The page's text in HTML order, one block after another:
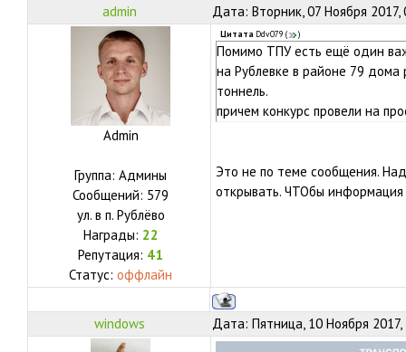
admin Дата: Вторник, 07 Ноября
Admin
Группа: Админы
Сообщений: 579
ул. в п. Рублёво
Награды: 22
Репутация: 41
Статус: оффлайн
Цитата Ddv079 ( )
Помимо ТПУ есть ещё один
на Рублевке в районе 79 дома
тоннель.
причем конкурс провели на
Это не по теме сообщения.
открывать. ЧТОбы
windows Дата: Пятница, 10 Ноября